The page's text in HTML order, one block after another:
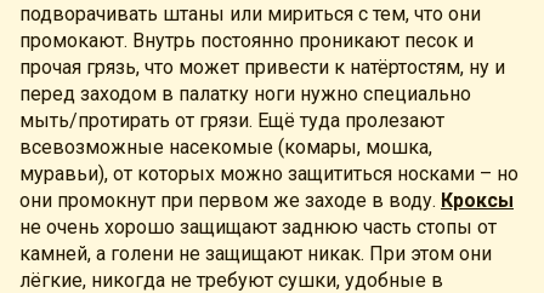
подворачивать штаны или мириться с тем, что они
промокают. Внутрь постоянно проникают песок и
прочая грязь, что может привести к натёртостям, ну и
перед заходом в палатку ноги нужно специально
мыть/протирать от грязи. Ещё туда пролезают
всевозможные насекомые (комары, мошка,
муравьи), от которых можно защититься носками – но
они промокнут при первом же заходе в воду. Кроксы
не очень хорошо защищают заднюю часть стопы от
камней, а голени не защищают никак. При этом они
лёгкие, никогда не требуют сушки, удобные в